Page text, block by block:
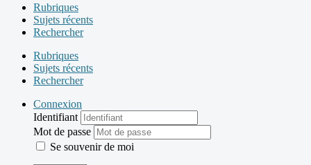
Rubriques
Sujets récents
Rechercher
Rubriques
Sujets récents
Rechercher
Connexion
Identifiant
Mot de passe
Se souvenir de moi